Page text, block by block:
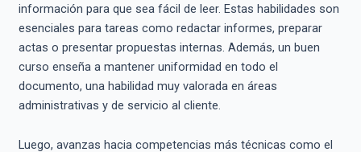
información para que sea fácil de leer. Estas habilidades son
esenciales para tareas como redactar informes, preparar
actas o presentar propuestas internas. Además, un buen
curso enseña a mantener uniformidad en todo el
documento, una habilidad muy valorada en áreas
administrativas y de servicio al cliente.
Luego, avanzas hacia competencias más técnicas como el